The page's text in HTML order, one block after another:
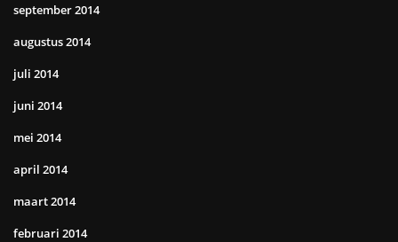
september 2014
augustus 2014
juli 2014
juni 2014
mei 2014
april 2014
maart 2014
februari 2014